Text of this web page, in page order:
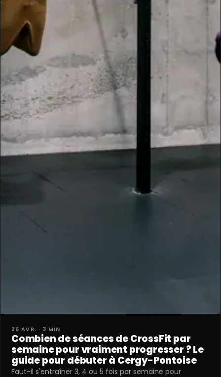
26 AVR. · 3 MIN
Combien de séances de CrossFit par
semaine pour vraiment progresser ? Le
guide pour débuter à Cergy-Pontoise
Faut-il s'entraîner 3, 4 ou 5 fois par semaine pour